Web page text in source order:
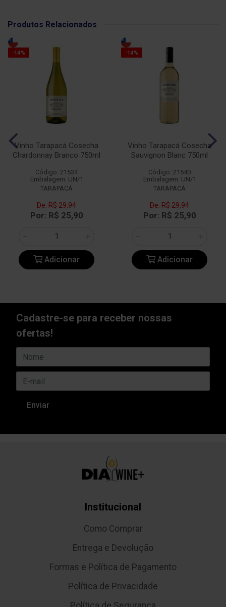
Produtos Relacionados
-14%
Vinho Tarapacá Cosecha
Chardonnay Branco 750ml
Código: 21534
Embalagem: UN/1
TARAPACÁ
De: R$ 29,94
Por: R$ 25,90
Adicionar
-14%
Vinho Tarapacá Cosecha
Sauvignon Blanc 750ml
Código: 21540
Embalagem: UN/1
TARAPACÁ
De: R$ 29,94
Por: R$ 25,90
Adicionar
Cadastre-se para receber nossas
ofertas!
Institucional
Como Comprar
Entrega e Devolução
Formas e Política de Pagamento
Política de Privacidade